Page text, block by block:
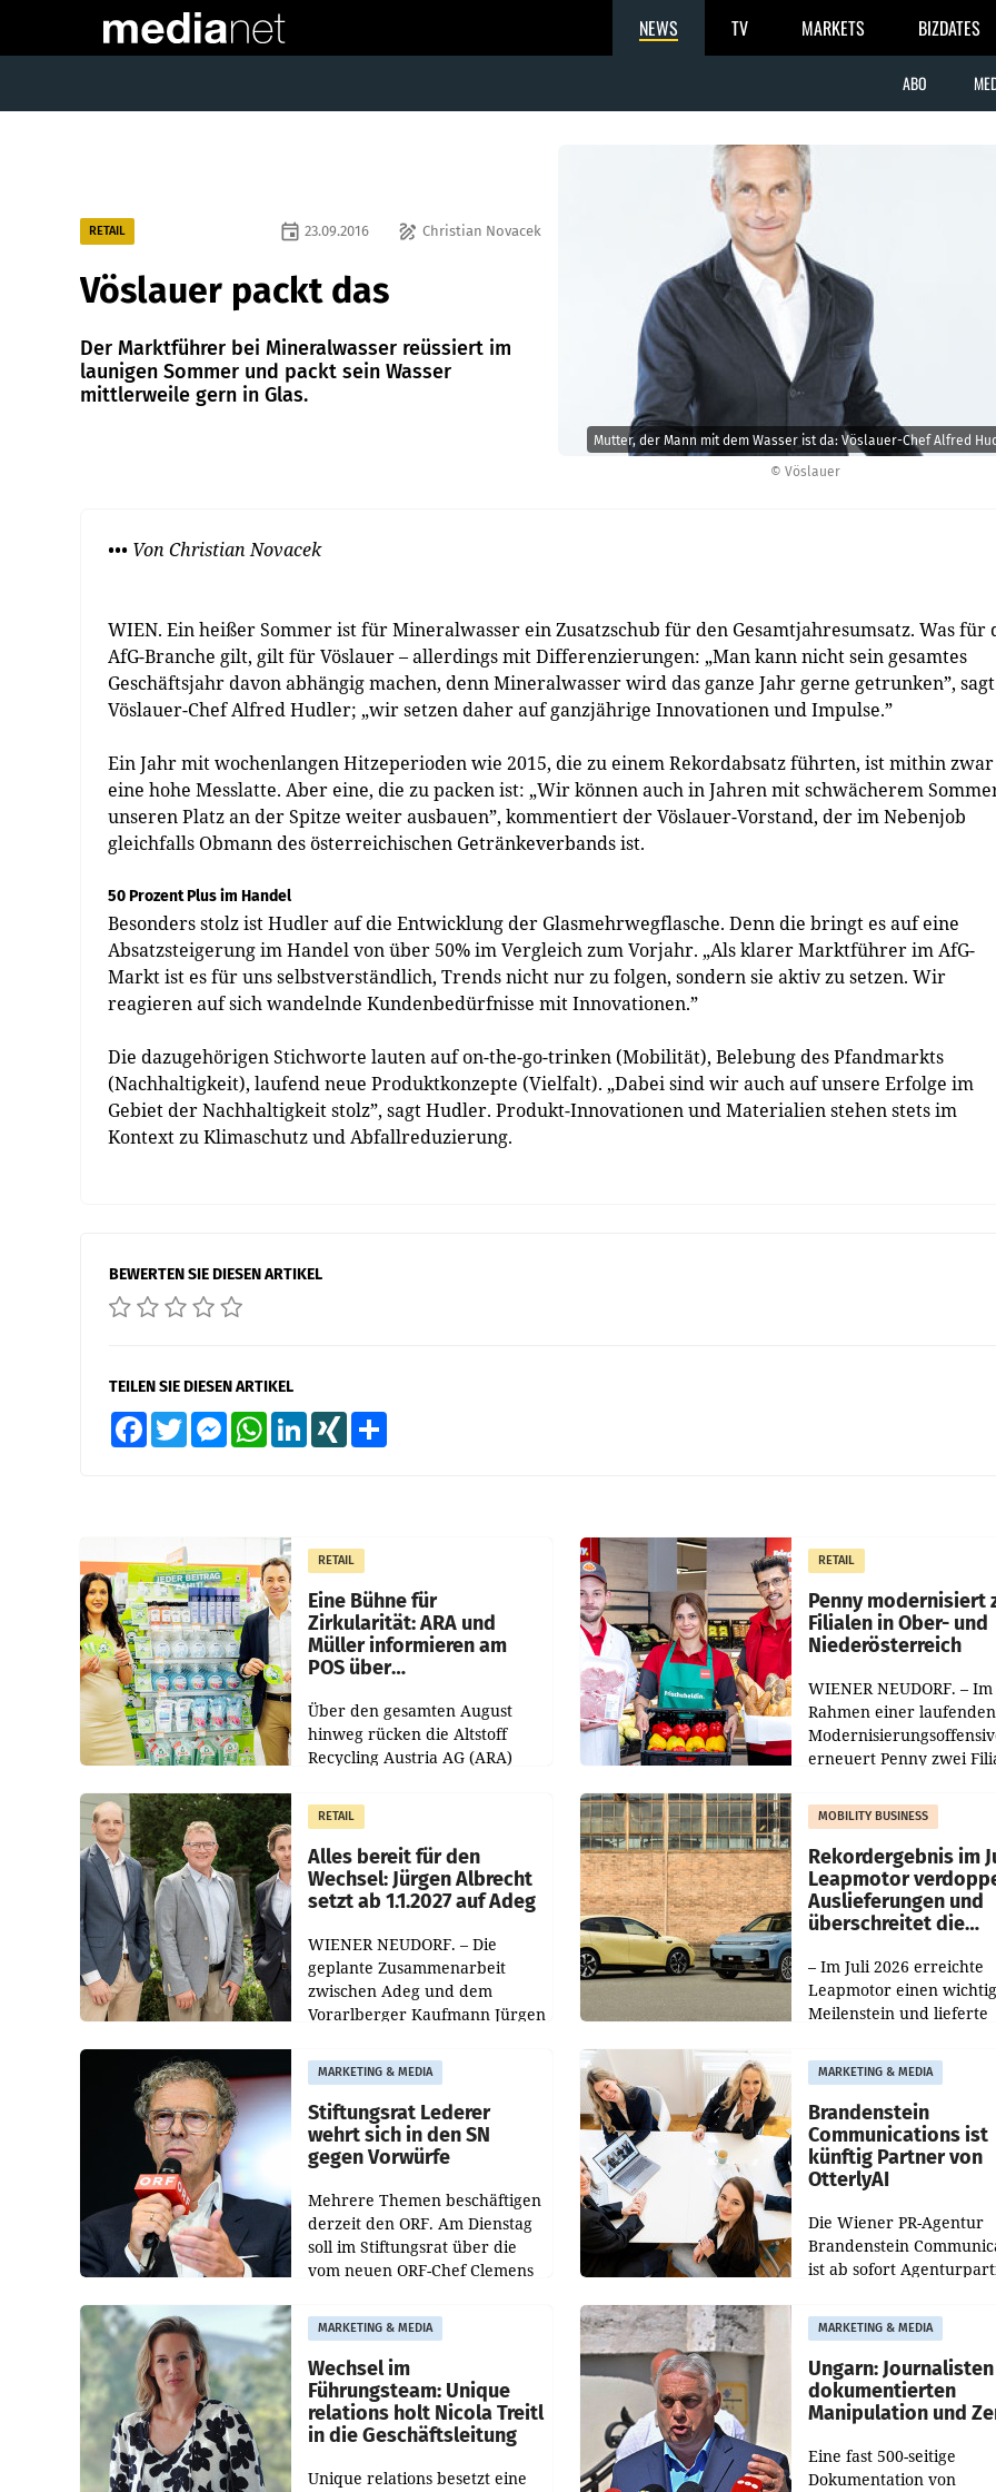
NEWS TV MARKETS BIZDATES
ABO
© Vöslauer
Mutter, der Mann mit dem Wasser ist da: Vöslauer-Chef Alfred
RETAIL draw Christian Novacek
event 23.09.2016
Vöslauer packt das
Der Marktführer bei Mineralwasser reüssiert im
launigen Sommer und packt sein Wasser
mittlerweile gern in Glas.
••• Von Christian Novacek
WIEN. Ein heißer Sommer ist für Mineralwasser ein Zusatzschub für den Gesamtjahresumsatz. Was für
AfG-Branche gilt, gilt für Vöslauer – allerdings mit Differenzierungen: „Man kann nicht sein gesamtes
Geschäftsjahr davon abhängig machen, denn ­Mineralwasser wird das ganze Jahr gerne getrunken”, sagt
Vöslauer-Chef Alfred Hudler; „wir setzen daher auf ganzjährige Innovationen und Impulse.”
Ein Jahr mit wochenlangen Hitzeperioden wie 2015, die zu einem Rekordabsatz führten, ist mithin zwar
eine hohe Messlatte. Aber eine, die zu packen ist: „Wir können auch in Jahren mit schwächerem
unseren Platz an der Spitze weiter ausbauen”, kommentiert der Vöslauer-Vorstand, der im Nebenjob
gleichfalls Obmann des österreichischen Getränkeverbands ist.
50 Prozent Plus im Handel
Besonders stolz ist Hudler auf die Entwicklung der Glasmehrwegflasche. Denn die bringt es auf eine
Absatzsteigerung im Handel von über 50% im Vergleich zum Vorjahr. „Als klarer Marktführer im AfG-
Markt ist es für uns selbstverständlich, Trends nicht nur zu folgen, sondern sie aktiv zu setzen. Wir
reagieren auf sich wandelnde Kundenbedürfnisse mit Innovationen.”
Die dazugehörigen Stichworte lauten auf on-the-go-trinken (Mobilität), Belebung des Pfandmarkts
(Nachhaltigkeit), laufend neue Produktkonzepte (Vielfalt). „Dabei sind wir auch auf unsere Erfolge im
Gebiet der Nachhaltigkeit stolz”, sagt Hudler. Produkt-Innovationen und Materialien stehen stets im
Kontext zu Klimaschutz und Abfallreduzierung.
BEWERTEN SIE DIESEN ARTIKEL
TEILEN SIE DIESEN ARTIKEL
FacebookTwitter MessengerWhatsAppLinkedInXING
RETAIL
Eine Bühne für
Zirkularität: ARA und
Müller informieren am
POS über
Über den gesamten August
hinweg rücken die Altstoff
Recycling Austria AG (ARA)
Müller die Initiative „Kreislauf-
Helden“ in allen
österreichischen Müller-Filialen
RETAIL
Penny modernisiert
Filialen in Ober- und
Niederösterreich
WIENER NEUDORF. – Im
Rahmen einer laufenden
erneuert Penny zwei
Die beiden Standorte
Haag sowie im rund
RETAIL
Alles bereit für den
Wechsel: Jürgen Albrecht
setzt ab 1.1.2027 auf Adeg
WIENER NEUDORF. – Die
geplante Zusammenarbeit
zwischen Adeg und dem
Vorarlberger Kaufmann Jürgen
freigegeben: Die
Bundeswettbewerbsbehörde
und der Bundeskartellanwalt
MOBILITY BUSINESS
Rekordergebnis im
Leapmotor
Auslieferungen und
überschreitet die
– Im Juli 2026 erreichte
Leapmotor einen
Meilenstein und lieferte
aus, womit sich das
gegenüber Juli 2025
verdoppelte (+102
MARKETING & MEDIA
Stiftungsrat Lederer
wehrt sich in den SN
gegen Vorwürfe
Mehrere Themen beschäftigen
derzeit den ORF. Am Dienstag
soll im Stiftungsrat über die
vom neuen ORF-Chef Clemens
Besetzungen für die
Direktionen abgestimmt
werden.
MARKETING & MEDIA
Brandenstein
Communications ist
künftig Partner von
OtterlyAI
Die Wiener PR-Agentur
Brandenstein
ist ab sofort
Optimierungsplattform
OtterlyAI. Damit baut die
Agentur ihr
MARKETING & MEDIA
Wechsel im
Führungsteam: Unique
relations holt Nicola Treitl
in die Geschäftsleitung
Unique relations besetzt eine
MARKETING & MEDIA
Ungarn: Journalisten
dokumentierten
Manipulation und
Eine fast 500-seitige
Dokumentation von